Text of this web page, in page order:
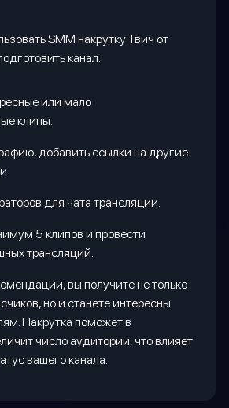
SMM накрутку Твич от
канал:
или мало
клипы.
добавить ссылки на другие
для чата трансляции.
5 клипов и провести
трансляций.
вы получите не только
но и станете интересны
Накрутка поможет в
число аудитории, что влияет
вашего канала.